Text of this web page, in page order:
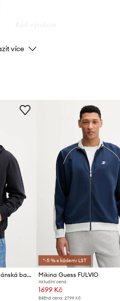
Barva výrobce
Značka
více
Guess rozepínací mikina pánská bavlněná DAVIS
*-5 % s kódem: LST
Mikina Guess FULVIO
Aktuální cena:
1699 Kč
Běžná cena: 2799 Kč